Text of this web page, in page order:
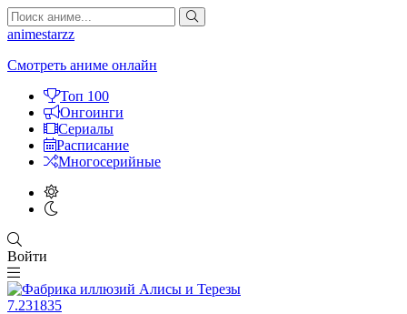
animestarzz
Смотреть аниме онлайн
Топ 100
Онгоинги
Сериалы
Расписание
Многосерийные
Войти
7.231835